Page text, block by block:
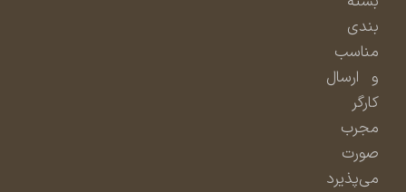
بندی
مناسب
و ارسال
مجرب
صورت
می‌پذیرد